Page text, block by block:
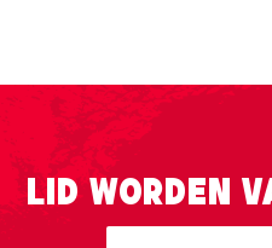
Lid worden